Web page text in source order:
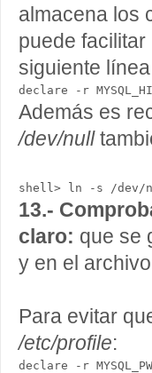
almacena los
puede
siguiente
Además es
/dev/null
13.-
claro: que se
y en el
Para evitar
/etc/profile:
declare -r